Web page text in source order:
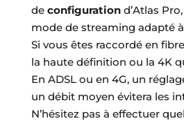
de configurationd’Atlas
mode de streaming adapté
Si vous êtes raccordé en
la haute définition ou la 4K
En ADSL ou en 4G, un
un débit moyen évitera les
N’hésitez pas à effectuer